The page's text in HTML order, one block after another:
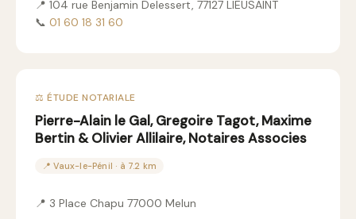
📍 104 rue Benjamin Delessert, 77127 LIEUSAINT
📞 01 60 18 31 60
⚖️ ÉTUDE NOTARIALE
Pierre-Alain le Gal, Gregoire Tagot, Maxime
Bertin & Olivier Allilaire, Notaires Associes
📍 Vaux-le-Pénil · à 7.2 km
📍 3 Place Chapu 77000 Melun